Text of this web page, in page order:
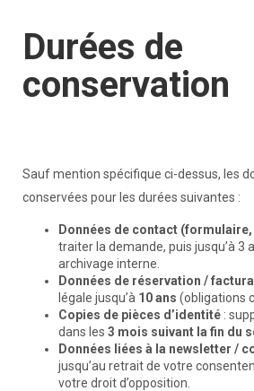
Durées de
conservation
Sauf mention spécifique ci-dessus, les
conservées pour les durées suivantes :
Données de contact
traiter la demande, puis jusqu’à 3
archivage interne.
Données de réservation /
légale jusqu’à 10 ans (obligations
Copies de pièces d’identité:
dans les 3 mois suivant la fin du
Données liées à la newsletter /
jusqu’au retrait de votre
votre droit d’opposition.